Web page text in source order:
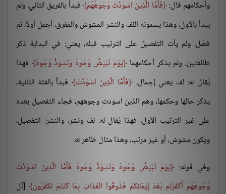
وأحكامهم قال: فَأَمَّا الَّذِينَ اسْوَدَّتْ وُجُوهُهُمْ فبدأ بالفريق الثاني، ولم
يبدأ بالأول، وهذا يسمونه اللف والنشر المشوش والمفرق، أجمل أولاً، ثم
فصّل، ولم يأت التفصيل على الترتيب قبله، يعني: في البداية ذكر
طائفتين، ولم يذكر أحكامهما يَوْمَ تَبْيَضُّ وُجُوهٌ وَتَسْوَدُّ وُجُوهٌ فهذا
يُقال له: لف يعني إجمال، فَأَمَّا الَّذِينَ اسْوَدَّتْ
فبدأ بالفئة الثانية،
يذكر حالها وحكمها، وهم الذين اسودت وجوههم، فجاء التفصيل بعده
على غير الترتيب الأول، فهذا يُقال له: لف ونشر، والنشر: التفصيل،
ويكون مشوش، أو غير مرتب، وهذا مثال ظاهر له.
وفي قوله:
يَوْمَ تَبْيَضُّ وُجُوهٌ وَتَسْوَدُّ وُجُوهٌ فَأَمَّا الَّذِينَ اسْوَدَّتْ
وُجُوهُهُمْ أَكَفَرْتُم بَعْدَ إِيمَانِكُمْ فَذُوقُواْ الْعَذَابَ بِمَا كُنْتُمْ تَكْفُرُون [آل